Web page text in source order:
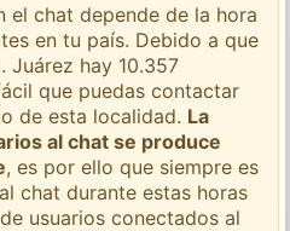
el chat depende de la hora
en tu país. Debido a que
Juárez hay 10.357
que puedas contactar
de esta localidad. La
al chat se produce
, es por ello que siempre es
chat durante estas horas
usuarios conectados al